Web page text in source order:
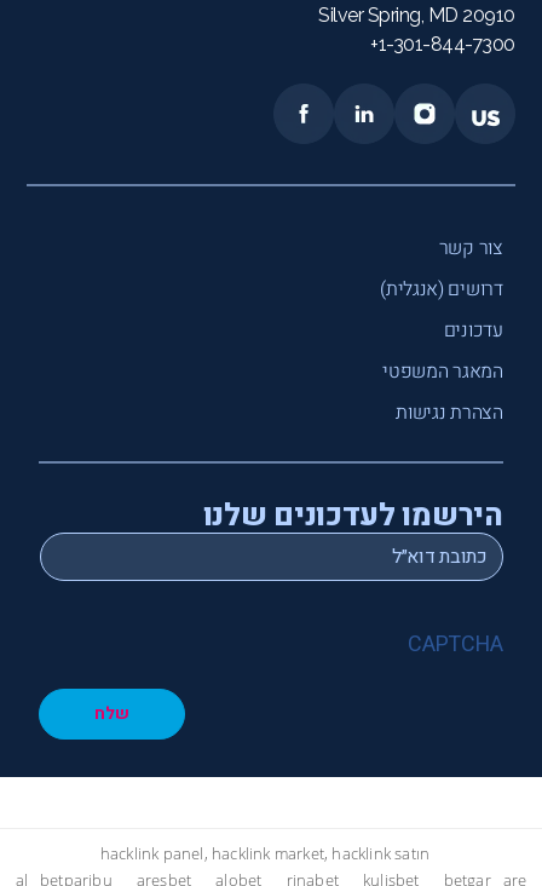
Silver Spring, MD 20910
1-301-844-7300+
צור קשר
דרושים (אנגלית)
עדכונים
המאגר המשפטי
הצהרת נגישות
הירשמו לעדכונים שלנו
Email
*
CAPTCHA
שלח
hacklink panel, hacklink market, hacklink satın
al
betparibu aresbet alobet rinabet kulisbet betgar are